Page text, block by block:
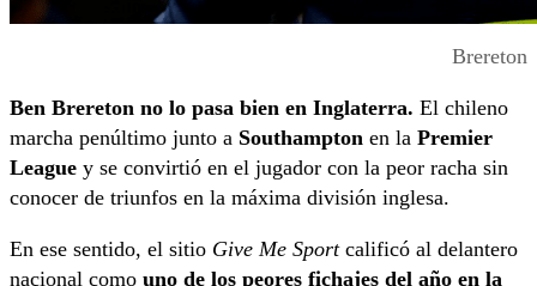
Brereton
Ben Brereton no lo pasa bien en Inglaterra. El chileno
marcha penúltimo junto a Southampton en la Premier
League y se convirtió en el jugador con la peor racha sin
conocer de triunfos en la máxima división inglesa.
En ese sentido, el sitio Give Me Sportcalificó al delantero
nacional como uno de los peores fichajes del año en la